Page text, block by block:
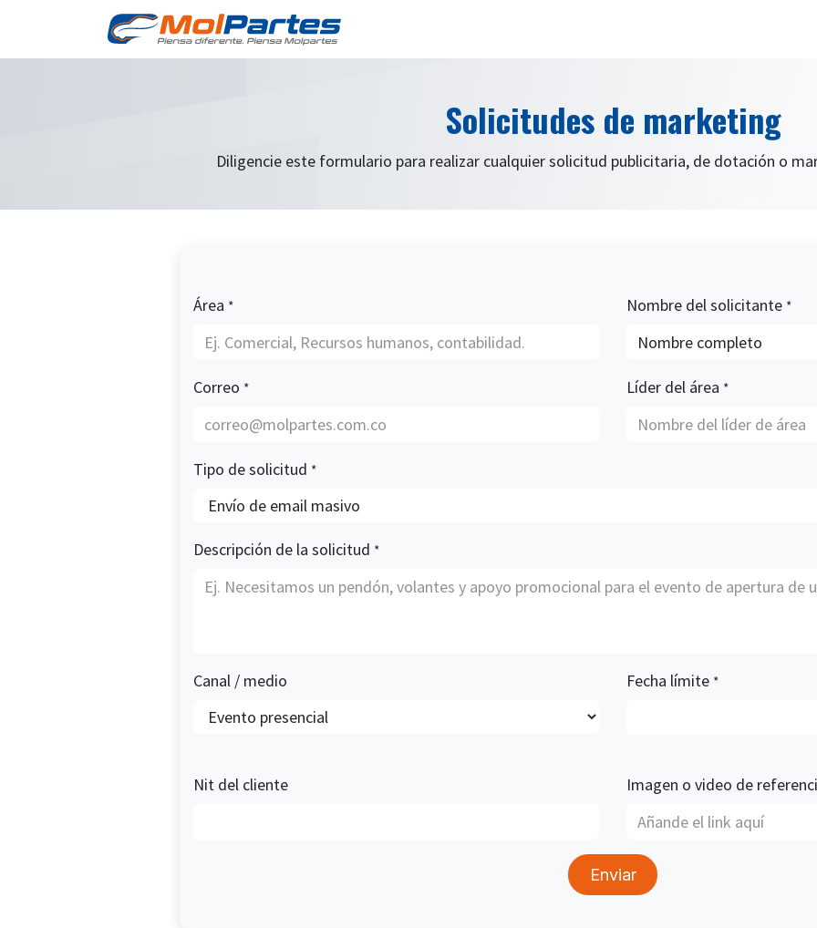
Solicitudes de marketing
Diligencie este formulario para realizar cualquier solicitud publicitaria, de dotación o
Área * Nombre del solicitante *
Correo * Líder del área *
Tipo de solicitud *
Descripción de la solicitud *
Canal / medio Fecha límite *
Nit del cliente Imagen o video de
Enviar